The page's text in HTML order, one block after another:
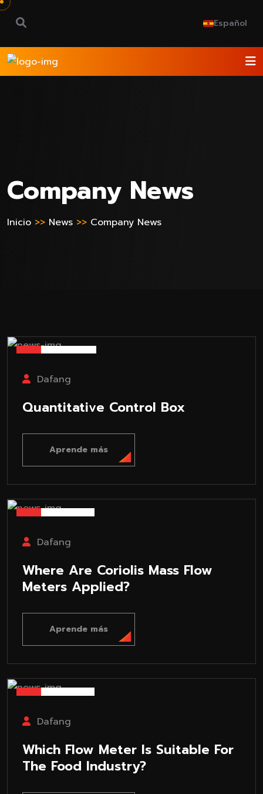
Español
Company News
Inicio >> News >> Company News
Dafang
Quantitative Control Box
Aprende más
Dafang
Where Are Coriolis Mass Flow
Meters Applied?
Aprende más
Dafang
Which Flow Meter Is Suitable For
The Food Industry?